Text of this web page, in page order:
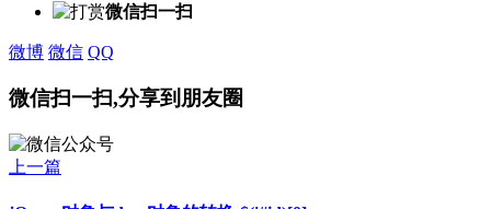
微信扫一扫
微博 微信 QQ
微信扫一扫,分享到朋友圈
上一篇